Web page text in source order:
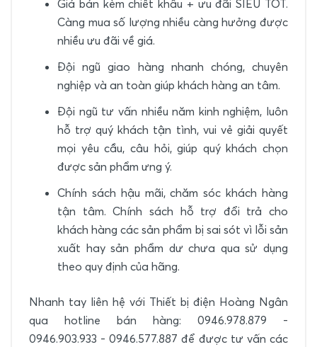
Giá bán kèm chiết khấu + ưu đãi SIÊU TỐT.
Càng mua số lượng nhiều càng hưởng được
nhiều ưu đãi về giá.
Đội ngũ giao hàng nhanh chóng, chuyên
nghiệp và an toàn giúp khách hàng an tâm.
Đội ngũ tư vấn nhiều năm kinh nghiệm, luôn
hỗ trợ quý khách tận tình, vui vẻ giải quyết
mọi yêu cầu, câu hỏi, giúp quý khách chọn
được sản phẩm ưng ý.
Chính sách hậu mãi, chăm sóc khách hàng
tận tâm. Chính sách hỗ trợ đổi trả cho
khách hàng các sản phẩm bị sai sót vì lỗi sản
xuất hay sản phẩm dư chưa qua sử dụng
theo quy định của hãng.
Nhanh tay liên hệ với Thiết bị điện Hoàng Ngân
qua hotline bán hàng: 0946.978.879 -
0946.903.933 - 0946.577.887 để được tư vấn các